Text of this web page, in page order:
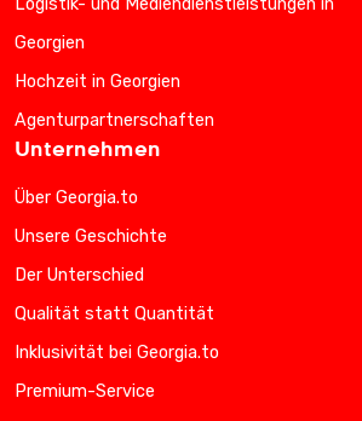
Logistik- und Mediendienstleistungen in
Georgien
Hochzeit in Georgien
Agenturpartnerschaften
Unternehmen
Über Georgia.to
Unsere Geschichte
Der Unterschied
Qualität statt Quantität
Inklusivität bei Georgia.to
Premium-Service